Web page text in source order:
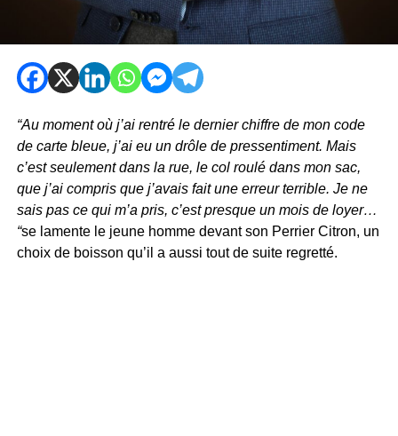
“Au moment où j’ai rentré le dernier chiffre de mon code
de carte bleue, j’ai eu un drôle de pressentiment. Mais
c’est seulement dans la rue, le col roulé dans mon sac,
que j’ai compris que j’avais fait une erreur terrible. Je ne
sais pas ce qui m’a pris, c’est presque un mois de loyer…
“se lamente le jeune homme devant son Perrier Citron, un
choix de boisson qu’il a aussi tout de suite regretté.